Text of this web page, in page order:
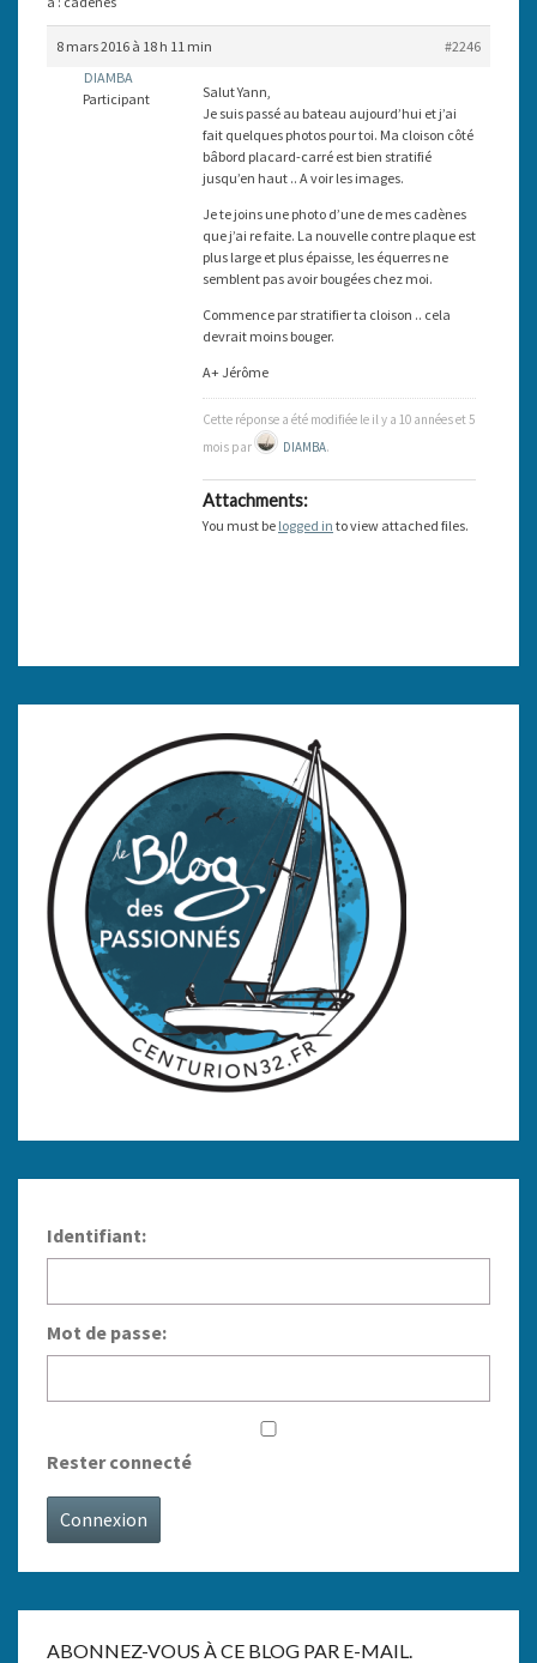
8 mars 2016 à 18 h 11 min
#2246
DIAMBA
Participant
Salut Yann,
Je suis passé au bateau aujourd’hui et j’ai
fait quelques photos pour toi. Ma cloison côté
bâbord placard-carré est bien stratifié
jusqu’en haut .. A voir les images.
Je te joins une photo d’une de mes cadènes
que j’ai re faite. La nouvelle contre plaque est
plus large et plus épaisse, les équerres ne
semblent pas avoir bougées chez moi.
Commence par stratifier ta cloison .. cela
devrait moins bouger.
A+ Jérôme
Cette réponse a été modifiée le il y a 10 années et 5
mois par
DIAMBA.
Attachments:
You must be logged in to view attached files.
Identifiant:
Mot de passe:
Rester connecté
Connexion
ABONNEZ-VOUS À CE BLOG PAR E-MAIL.